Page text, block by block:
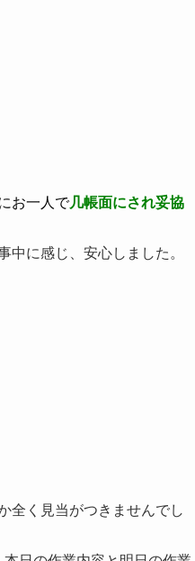
お一人で几帳面にされ妥協
に感じ、安心しました。
全く見当がつきませんでし